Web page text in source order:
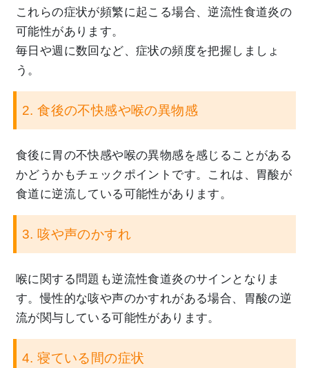
これらの症状が頻繁に起こる場合、逆流性食道炎の
可能性があります。
毎日や週に数回など、症状の頻度を把握しましょ
う。
2. 食後の不快感や喉の異物感
食後に胃の不快感や喉の異物感を感じることがある
かどうかもチェックポイントです。これは、胃酸が
食道に逆流している可能性があります。
3. 咳や声のかすれ
喉に関する問題も逆流性食道炎のサインとなりま
す。慢性的な咳や声のかすれがある場合、胃酸の逆
流が関与している可能性があります。
4. 寝ている間の症状